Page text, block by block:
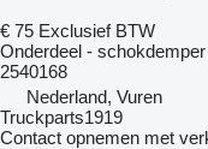
€ 75 Exclusief BTW
Onderdeel - schokdemper
2540168
Nederland, Vuren
Truckparts1919
Contact opnemen met